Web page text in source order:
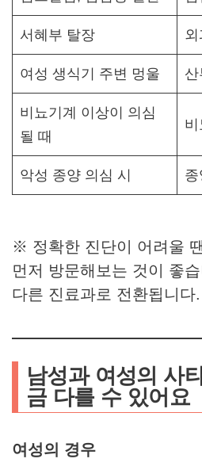
서혜부 탈장 외
여성 생식기 주변 멍울
비뇨기계 이상이 의심
될 때
악성 종양 의심 시
※ 정확한 진단이 어려울
먼저 방문해보는 것이 좋
다른 진료과로 전환됩니다.
남성과 여성의 사
금 다를 수 있어요
여성의 경우